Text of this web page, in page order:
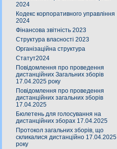
2024
Кодекс корпоративного управління
2024
Фінансова звітність 2023
Структура власності 2023
Організаційна структура
Статут2024
Повідомлення про проведення
дистанційних Загальних зборів
17.04.2025 року
Повідомлення про проведення
дистанційних загальних зборів
17.04.2025
Бюлетень для голосування на
дистанційних зборах 17.04.2025
Протокол загальних зборів, що
скликалися дистанційно 17.04.2025
року